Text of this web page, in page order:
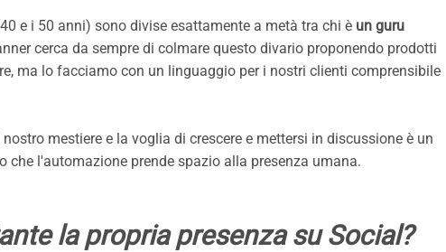
e i 50 anni) sono divise esattamente a metà tra chi è un guru
cerca da sempre di colmare questo divario proponendo prodotti
ma lo facciamo con un linguaggio per i nostri clienti comprensibile
mestiere e la voglia di crescere e mettersi in discussione è un
l'automazione prende spazio alla presenza umana.
la propria presenza su Social?